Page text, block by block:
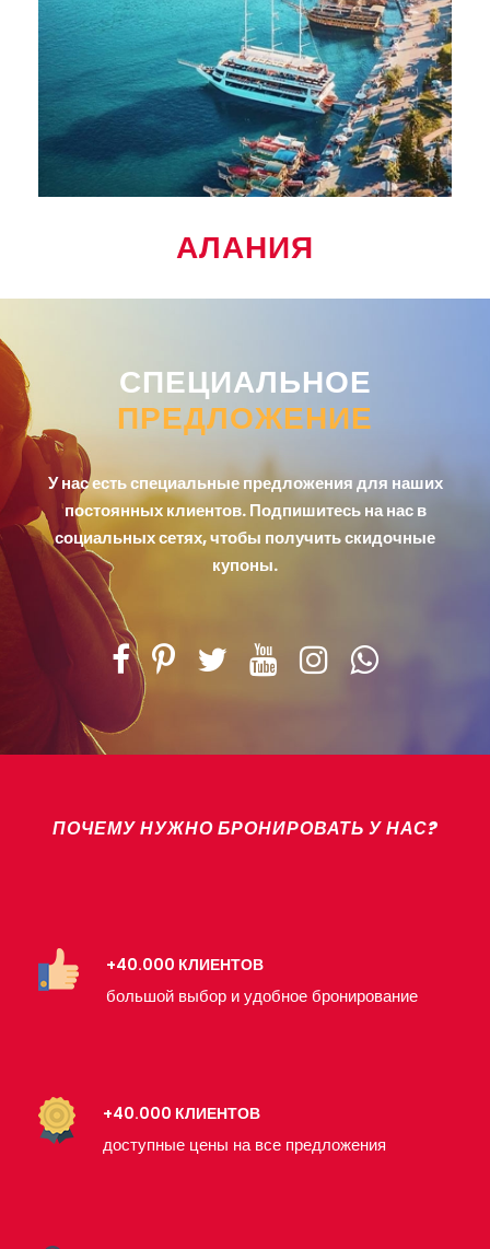
АЛАНИЯ
СПЕЦИАЛЬНОЕ
ПРЕДЛОЖЕНИЕ
У нас есть специальные предложения для наших
постоянных клиентов. Подпишитесь на нас в
социальных сетях, чтобы получить скидочные
купоны.
ПОЧЕМУ НУЖНО БРОНИРОВАТЬ У НАС?
+40.000 КЛИЕНТОВ
большой выбор и удобное бронирование
+40.000 КЛИЕНТОВ
доступные цены на все предложения